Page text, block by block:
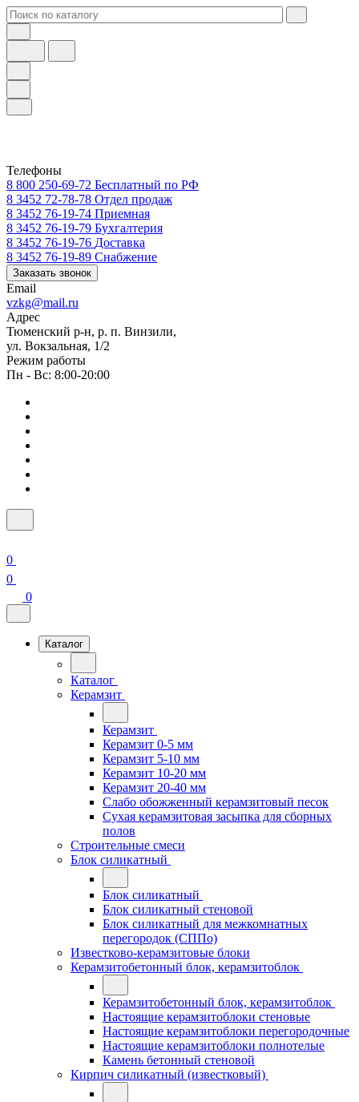
Телефоны
8 800 250-69-72 Бесплатный по РФ
8 3452 72-78-78 Отдел продаж
8 3452 76-19-74 Приемная
8 3452 76-19-79 Бухгалтерия
8 3452 76-19-76 Доставка
8 3452 76-19-89 Снабжение
Заказать звонок
Email
vzkg@mail.ru
Адрес
Тюменский р-н, р. п. Винзили,
ул. Вокзальная, 1/2
Режим работы
Пн - Вс: 8:00-20:00
0
0
0
Каталог
Каталог
Керамзит
Керамзит
Керамзит 0-5 мм
Керамзит 5-10 мм
Керамзит 10-20 мм
Керамзит 20-40 мм
Слабо обожженный керамзитовый песок
Сухая керамзитовая засыпка для сборных
полов
Строительные смеси
Блок силикатный
Блок силикатный
Блок силикатный стеновой
Блок силикатный для межкомнатных
перегородок (СППо)
Известково-керамзитовые блоки
Керамзитобетонный блок, керамзитоблок
Керамзитобетонный блок, керамзитоблок
Настоящие керамзитоблоки стеновые
Настоящие керамзитоблоки перегородочные
Настоящие керамзитоблоки полнотелые
Камень бетонный стеновой
Кирпич силикатный (известковый)